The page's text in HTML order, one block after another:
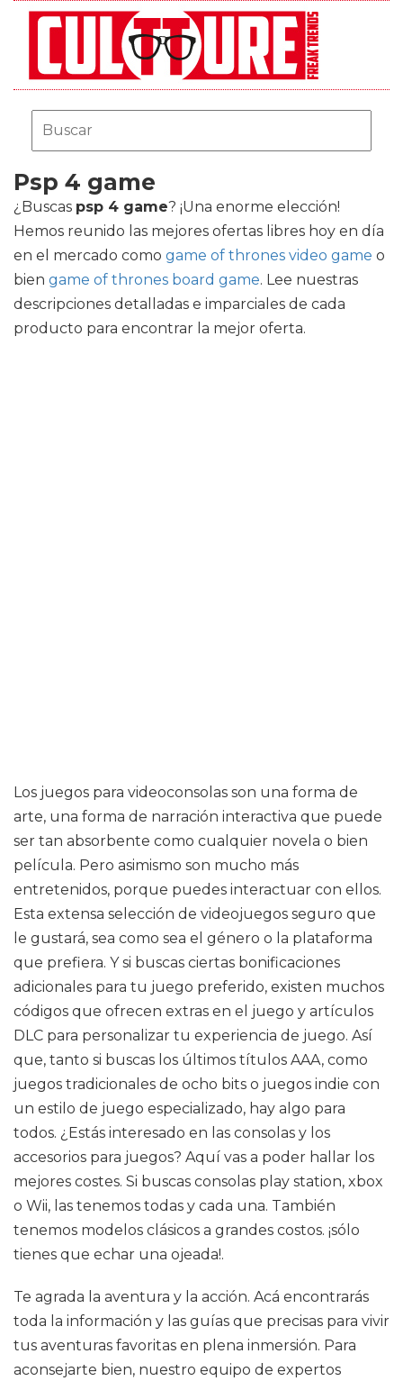
Psp 4 game
¿Buscas psp 4 game? ¡Una enorme elección!
Hemos reunido las mejores ofertas libres hoy en día
en el mercado como game of thrones video game o
bien game of thrones board game. Lee nuestras
descripciones detalladas e imparciales de cada
producto para encontrar la mejor oferta.
Los juegos para videoconsolas son una forma de
arte, una forma de narración interactiva que puede
ser tan absorbente como cualquier novela o bien
película. Pero asimismo son mucho más
entretenidos, porque puedes interactuar con ellos.
Esta extensa selección de videojuegos seguro que
le gustará, sea como sea el género o la plataforma
que prefiera. Y si buscas ciertas bonificaciones
adicionales para tu juego preferido, existen muchos
códigos que ofrecen extras en el juego y artículos
DLC para personalizar tu experiencia de juego. Así
que, tanto si buscas los últimos títulos AAA, como
juegos tradicionales de ocho bits o juegos indie con
un estilo de juego especializado, hay algo para
todos. ¿Estás interesado en las consolas y los
accesorios para juegos? Aquí vas a poder hallar los
mejores costes. Si buscas consolas play station, xbox
o Wii, las tenemos todas y cada una. También
tenemos modelos clásicos a grandes costos. ¡sólo
tienes que echar una ojeada!.
Te agrada la aventura y la acción. Acá encontrarás
toda la información y las guías que precisas para vivir
tus aventuras favoritas en plena inmersión. Para
aconsejarte bien, nuestro equipo de expertos